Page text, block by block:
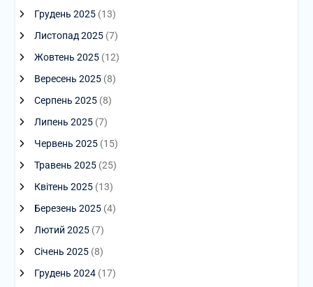
Грудень 2025(13)
Листопад 2025(7)
Жовтень 2025(12)
Вересень 2025(8)
Серпень 2025(8)
Липень 2025(7)
Червень 2025(15)
Травень 2025(25)
Квітень 2025(13)
Березень 2025(4)
Лютий 2025(7)
Січень 2025(8)
Грудень 2024(17)